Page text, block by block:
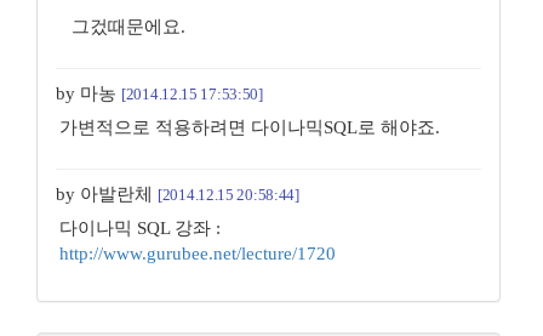
그겄때문에요.
by 마농 [2014.12.15 17:53:50]
가변적으로 적용하려면 다이나믹SQL로 해야죠.
by 아발란체 [2014.12.15 20:58:44]
다이나믹 SQL 강좌 :
http://www.gurubee.net/lecture/1720